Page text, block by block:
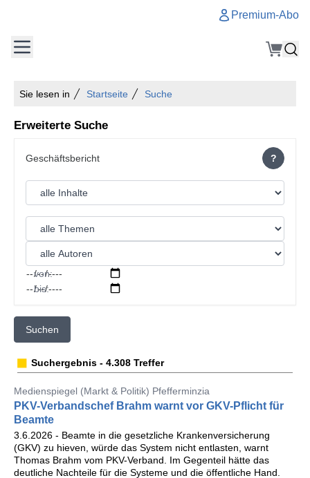
Premium-Abo
Sie lesen in Startseite Suche
Erweiterte Suche
?
von:
bis:
Suchen
Suchergebnis - 4.308 Treffer
Medienspiegel (Markt & Politik) Pfefferminzia
PKV-Verbandschef Brahm warnt vor GKV-Pflicht für
Beamte
3.6.2026 - Beamte in die gesetzliche Krankenversicherung
(GKV) zu hieven, würde das System nicht entlasten, warnt
Thomas Brahm vom PKV-Verband. Im Gegenteil hätte das
deutliche Nachteile für die Systeme und die öffentliche Hand.